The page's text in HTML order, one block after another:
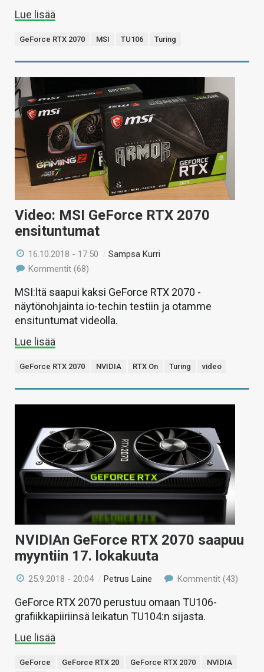
Lue lisää
GeForce RTX 2070 MSI TU106 Turing
Video: MSI GeForce RTX 2070
ensituntumat
16.10.2018 - 17:50 /Sampsa Kurri
Kommentit (68)
MSI:ltä saapui kaksi GeForce RTX 2070 -
näytönohjainta io-techin testiin ja otamme
ensituntumat videolla.
Lue lisää
GeForce RTX 2070 NVIDIA RTX On Turing video
NVIDIAn GeForce RTX 2070 saapuu
myyntiin 17. lokakuuta
25.9.2018 - 20:04 /Petrus Laine Kommentit (43)
GeForce RTX 2070 perustuu omaan TU106-
grafiikkapiiriinsä leikatun TU104:n sijasta.
Lue lisää
GeForce GeForce RTX 20 GeForce RTX 2070
NVIDIA